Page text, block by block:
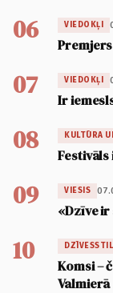
06 VIEDOKĻI
07 VIEDOKĻI
Ir
08 KULTŪRA
09 VIESIS
«Dzīve
10
Komsi –
Valmierā